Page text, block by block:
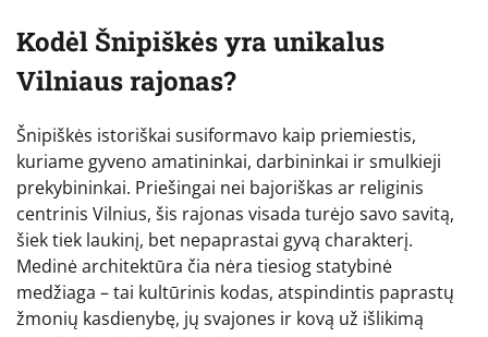
Kodėl Šnipiškės yra unikalus
Vilniaus rajonas?
Šnipiškės istoriškai susiformavo kaip priemiestis,
kuriame gyveno amatininkai, darbininkai ir smulkieji
prekybininkai. Priešingai nei bajoriškas ar religinis
centrinis Vilnius, šis rajonas visada turėjo savo savitą,
šiek tiek laukinį, bet nepaprastai gyvą charakterį.
Medinė architektūra čia nėra tiesiog statybinė
medžiaga – tai kultūrinis kodas, atspindintis paprastų
žmonių kasdienybę, jų svajones ir kovą už išlikimą